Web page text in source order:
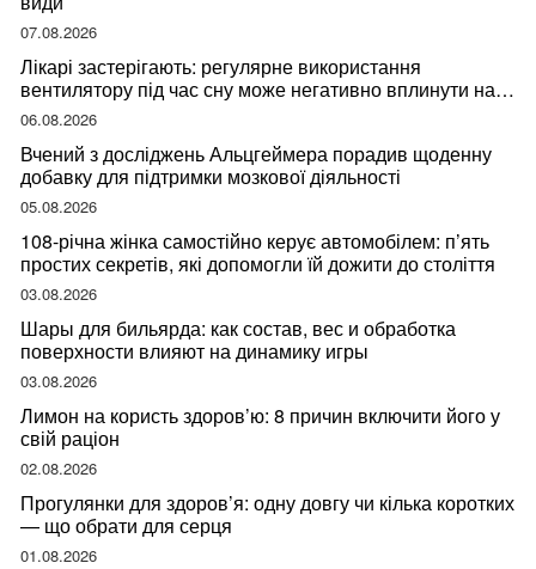
07.08.2026
Лікарі застерігають: регулярне використання
вентилятору під час сну може негативно вплинути на
ваше здоров’я
06.08.2026
Вчений з досліджень Альцгеймера порадив щоденну
добавку для підтримки мозкової діяльності
05.08.2026
108-річна жінка самостійно керує автомобілем: п’ять
простих секретів, які допомогли їй дожити до століття
03.08.2026
Шары для бильярда: как состав, вес и обработка
поверхности влияют на динамику игры
03.08.2026
Лимон на користь здоров’ю: 8 причин включити його у
свій раціон
02.08.2026
Прогулянки для здоров’я: одну довгу чи кілька коротких
— що обрати для серця
01.08.2026